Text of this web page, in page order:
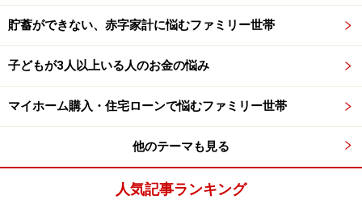
は100万円に。そのとき、「このお金をもっと増やした
い!!」と思います。
それを実践するのは就職してから。毎月の貯蓄額は8万
5000円。しかも、ボーナスは半分を貯蓄、残り半分は実
に50万円で株式を購入。今から30年前、20代の独身女性
が株の売買をするのはかなりレアだったはずです。
貯蓄ができない、赤字家計に悩むファミリー世帯
子どもが3人以上いる人のお金の悩み
マイホーム購入・住宅ローンで悩むファミリー世帯
他のテーマも見る
人気記事ランキング